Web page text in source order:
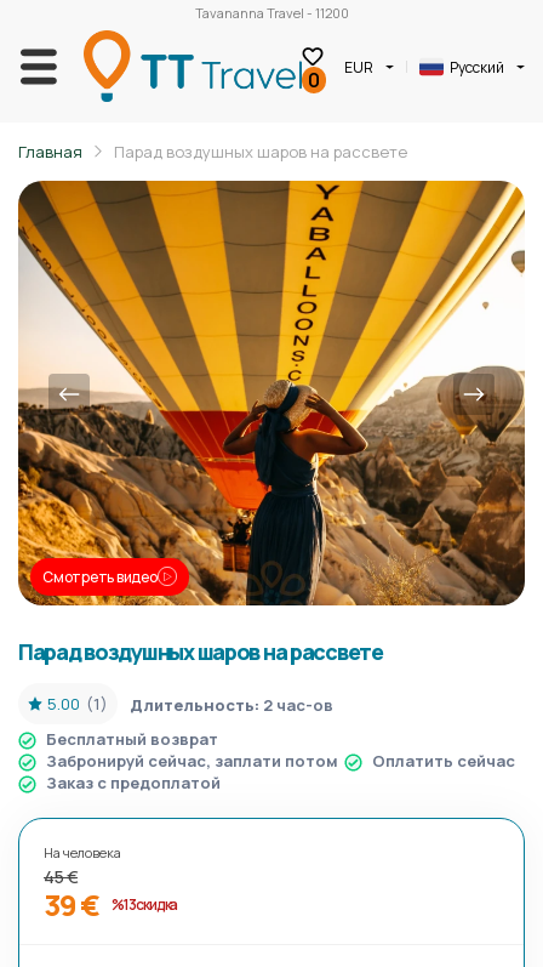
Tavananna Travel - 11200
0 EUR Русский
Главная Парад воздушных шаров на рассвете
Смотреть видео
Парад воздушных шаров на рассвете
5.00 (1) Длительность: 2 час-ов
Бесплатный возврат
Забронируй сейчас, заплати потом
Оплатить сейчас
Заказ с предоплатой
На человека
45 €
39 € %13 скидка